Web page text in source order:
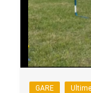
GARE